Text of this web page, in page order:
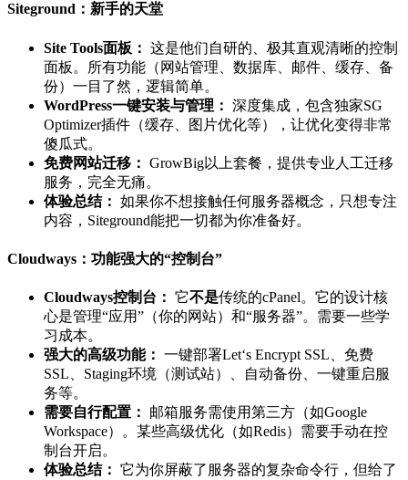
Siteground：新手的天堂
Site Tools面板： 这是他们自研的、极其直观清晰的控制
面板。所有功能（网站管理、数据库、邮件、缓存、备
份）一目了然，逻辑简单。
WordPress一键安装与管理： 深度集成，包含独家SG
Optimizer插件（缓存、图片优化等），让优化变得非常
傻瓜式。
免费网站迁移： GrowBig以上套餐，提供专业人工迁移
服务，完全无痛。
体验总结： 如果你不想接触任何服务器概念，只想专注
内容，Siteground能把一切都为你准备好。
Cloudways：功能强大的“控制台”
Cloudways控制台： 它不是传统的cPanel。它的设计核
心是管理“应用”（你的网站）和“服务器”。需要一些学
习成本。
强大的高级功能： 一键部署Let‘s Encrypt SSL、免费
SSL、Staging环境（测试站）、自动备份、一键重启服
务等。
需要自行配置：
邮箱服务需使用第三方（如Google
Workspace）。某些高级优化（如Redis）需要手动在控
制台开启。
体验总结： 它为你屏蔽了服务器的复杂命令行，但给了